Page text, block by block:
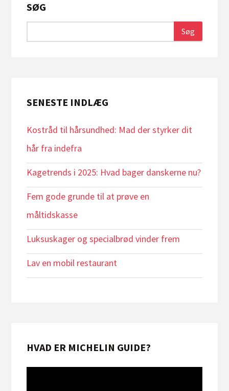
SØG
SENESTE INDLÆG
Kostråd til hårsundhed: Mad der styrker dit
hår fra indefra
Kagetrends i 2025: Hvad bager danskerne nu?
Fem gode grunde til at prøve en
måltidskasse
Luksuskager og specialbrød vinder frem
Lav en mobil restaurant
HVAD ER MICHELIN GUIDE?